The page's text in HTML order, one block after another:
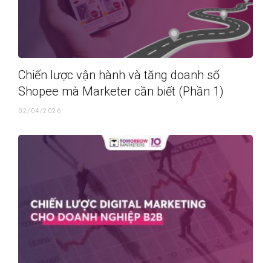
Chiến lược vận hành và tăng doanh số
Shopee mà Marketer cần biết (Phần 1)
02/04/2026